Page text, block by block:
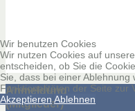
Anmeldung
(Mitglieder)
Wir benutzen Cookies
Wir nutzen Cookies auf
entscheiden, ob Sie die
Sie, dass bei einer Ablehnung
Funktionalitäten der Seite zur
Akzeptieren Ablehnen